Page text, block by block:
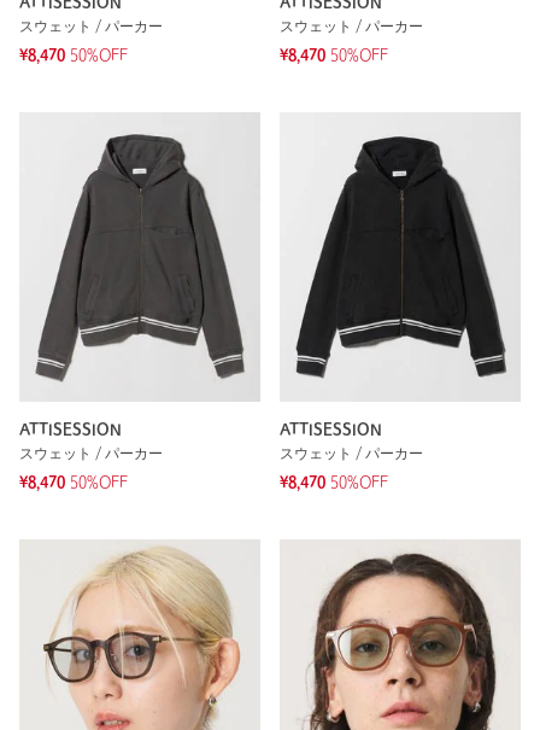
ATTISESSION
スウェット / パーカー
¥8,470 50%OFF
ATTISESSION
スウェット / パーカー
¥8,470 50%OFF
ATTISESSION
スウェット / パーカー
¥8,470 50%OFF
ATTISESSION
スウェット / パーカー
¥8,470 50%OFF